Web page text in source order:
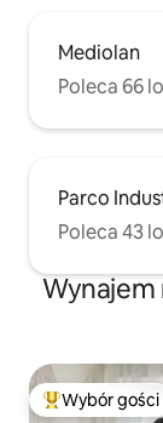
Mediolan
Poleca 66
Parco
Poleca 43
Wynajem
Wybór gości